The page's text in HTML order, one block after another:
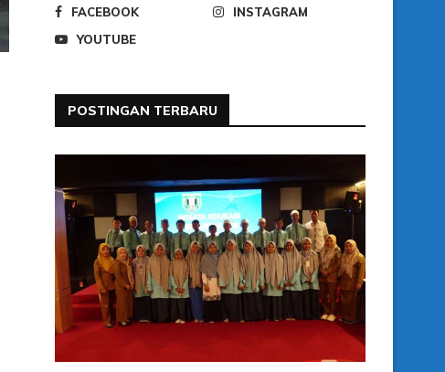
FACEBOOK
INSTAGRAM
YOUTUBE
POSTINGAN TERBARU